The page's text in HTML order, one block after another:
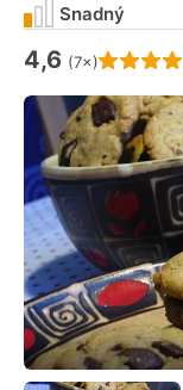
Hodnocení receptu je
4,6 (7×)
Snadný